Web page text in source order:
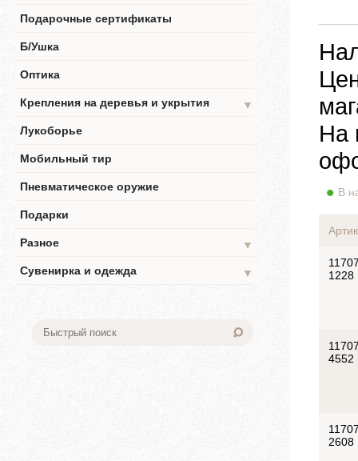
Подарочные сертификаты
Б/Ушка
Оптика
Крепления на деревья и укрытия
▼
Лукоборье
Мобильный тир
Пневматическое оружие
Подарки
Разное
▼
Сувенирка и одежда
▼
На
В
1228
4552
2608